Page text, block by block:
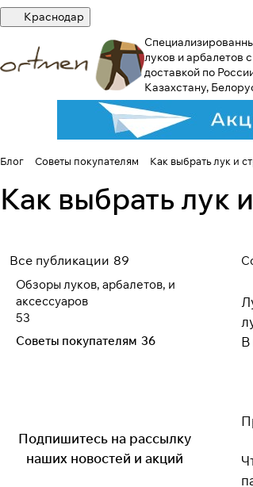
Краснодар
луков и арбалетов с
доставкой по
Казахстану,
Блог Советы покупателям Как выбрать лук и
Как выбрать лук
В
Все публикации 89
Обзоры луков, арбалетов, и
аксессуаров
53
Советы покупателям 36
Подпишитесь на рассылку
наших новостей и акций